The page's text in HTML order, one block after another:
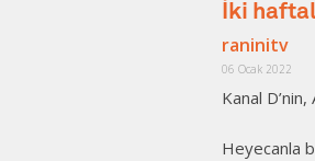
İki
raninitv
06 Ocak 2022
Kanal
Heyecanla